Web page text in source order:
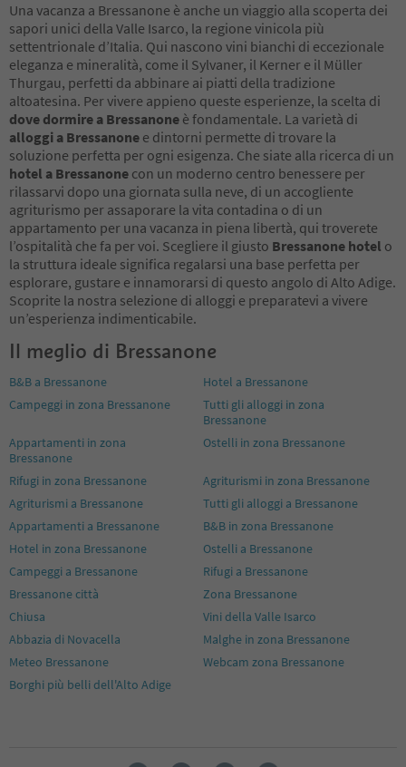
Una vacanza a Bressanone è anche un viaggio alla scoperta dei
sapori unici della Valle Isarco, la regione vinicola più
settentrionale d’Italia. Qui nascono vini bianchi di eccezionale
eleganza e mineralità, come il Sylvaner, il Kerner e il Müller
Thurgau, perfetti da abbinare ai piatti della tradizione
altoatesina. Per vivere appieno queste esperienze, la scelta di
dove dormire a Bressanone è fondamentale. La varietà di
alloggi a Bressanone e dintorni permette di trovare la
soluzione perfetta per ogni esigenza. Che siate alla ricerca di un
hotel a Bressanone con un moderno centro benessere per
rilassarvi dopo una giornata sulla neve, di un accogliente
agriturismo per assaporare la vita contadina o di un
appartamento per una vacanza in piena libertà, qui troverete
l’ospitalità che fa per voi. Scegliere il giusto Bressanone hotel o
la struttura ideale significa regalarsi una base perfetta per
esplorare, gustare e innamorarsi di questo angolo di Alto Adige.
Scoprite la nostra selezione di alloggi e preparatevi a vivere
un’esperienza indimenticabile.
Il meglio di Bressanone
B&B a Bressanone
Hotel a Bressanone
Campeggi in zona Bressanone
Tutti gli alloggi in zona
Bressanone
Appartamenti in zona
Bressanone
Ostelli in zona Bressanone
Rifugi in zona Bressanone
Agriturismi in zona Bressanone
Agriturismi a Bressanone
Tutti gli alloggi a Bressanone
Appartamenti a Bressanone
B&B in zona Bressanone
Hotel in zona Bressanone
Ostelli a Bressanone
Campeggi a Bressanone
Rifugi a Bressanone
Bressanone città
Zona Bressanone
Chiusa
Vini della Valle Isarco
Abbazia di Novacella
Malghe in zona Bressanone
Meteo Bressanone
Webcam zona Bressanone
Borghi più belli dell'Alto Adige